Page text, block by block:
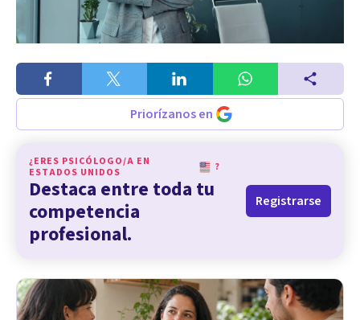
Priorízanos en
¿ERES PSICÓLOGO/A EN
ESTADOS UNIDOS
?
Destaca entre toda tu
competencia
profesional.
Registrarse